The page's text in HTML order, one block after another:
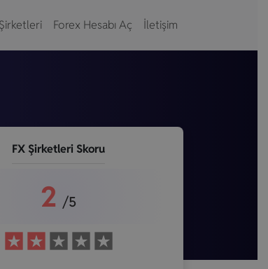
Forex Hesabı Aç İletişim
FX Şirketleri Skoru
2 /5